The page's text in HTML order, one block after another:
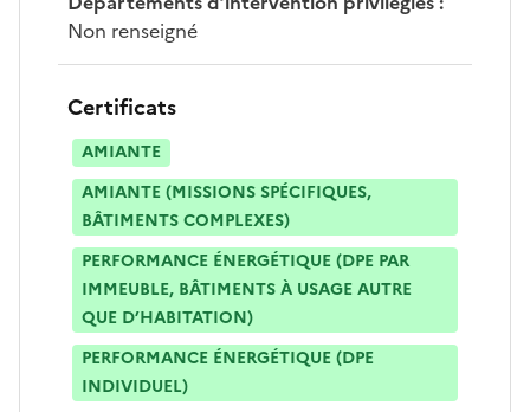
Non renseigné
Certificats
AMIANTE
AMIANTE (MISSIONS SPÉCIFIQUES,
BÂTIMENTS COMPLEXES)
PERFORMANCE ÉNERGÉTIQUE (DPE PAR
IMMEUBLE, BÂTIMENTS À USAGE AUTRE
QUE D’HABITATION)
PERFORMANCE ÉNERGÉTIQUE (DPE
INDIVIDUEL)